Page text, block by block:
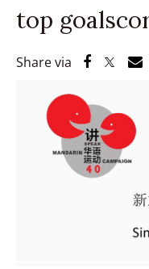
top
Share via Share via
Share